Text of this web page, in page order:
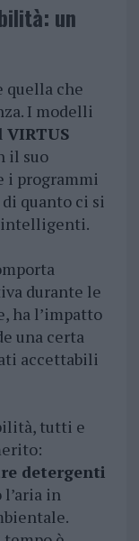
un
che
I modelli
VIRTUS
il suo
i programmi
quanto ci si
intelligenti.
durante le
ha l’impatto
una certa
accettabili
tutti e
detergenti
in